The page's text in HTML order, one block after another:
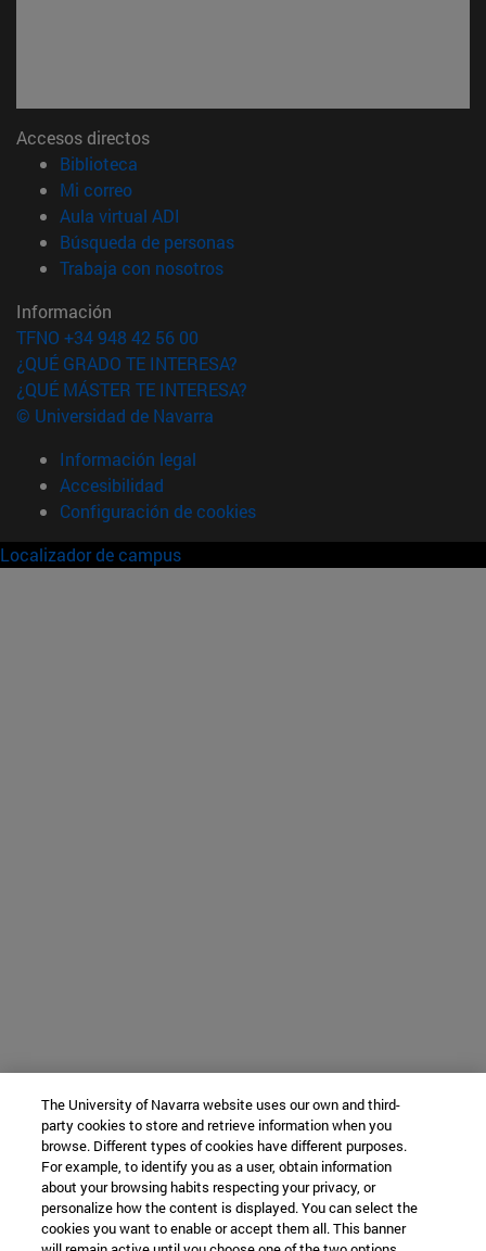
Accesos directos
Biblioteca
Mi correo(abre en nueva ventana)
Aula virtual ADI
Búsqueda de personas(abre en nueva ventana)
Trabaja con nosotros(abre en nueva ventana)
Información
TFNO +34 948 42 56 00
¿QUÉ GRADO TE INTERESA?
¿QUÉ MÁSTER TE INTERESA?
© Universidad de Navarra
Información legal
Accesibilidad
Configuración de cookies
Localizador de campus
The University of Navarra website uses our own and third-
party cookies to store and retrieve information when you
browse. Different types of cookies have different purposes.
For example, to identify you as a user, obtain information
about your browsing habits respecting your privacy, or
personalize how the content is displayed. You can select the
cookies you want to enable or accept them all. This banner